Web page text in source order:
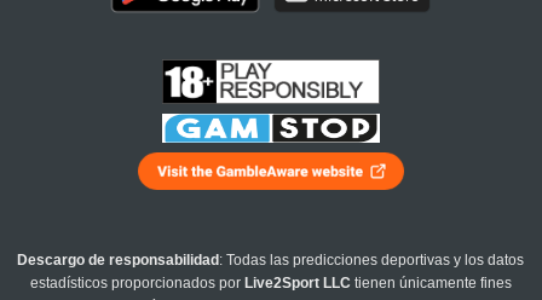
Descargo de responsabilidad : Todas las predicciones deportivas y los datos
estadísticos proporcionados por Live2Sport LLC tienen únicamente fines